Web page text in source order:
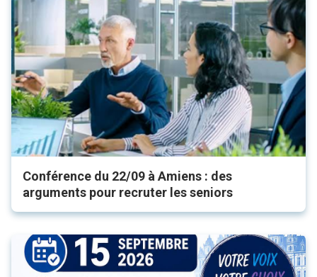
Conférence du 22/09 à Amiens : des
arguments pour recruter les seniors